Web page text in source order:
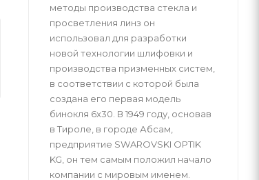
методы производства стекла и
просветления линз он
использовал для разработки
новой технологии шлифовки и
производства призменных систем,
в соответствии с которой была
создана его первая модель
бинокля 6x30. В 1949 году, основав
в Тироле, в городе Абсам,
предприятие SWAROVSKI OPTIK
KG, он тем самым положил начало
компании с мировым именем.